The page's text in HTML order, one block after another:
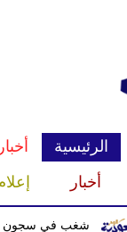
الرئيسية
أخبار
في سجون سريلانكا يودي بحياة 3